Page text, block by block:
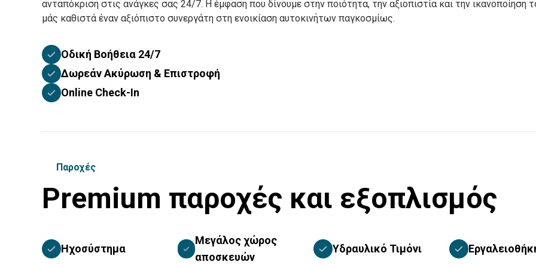
ανταπόκριση στις ανάγκες σας 24/7. Η έμφαση που δίνουμε στην ποιότητα, την αξιοπιστία και την ικανοποίηση
μάς καθιστά έναν αξιόπιστο συνεργάτη στη ενοικίαση αυτοκινήτων παγκοσμίως.
Οδική Βοήθεια 24/7
Δωρεάν Ακύρωση & Επιστροφή
Online Check-In
Παροχές
Premium παροχές και εξοπλισμός
Ηχοσύστημα
Μεγάλος χώρος
αποσκευών
Υδραυλικό Τιμόνι